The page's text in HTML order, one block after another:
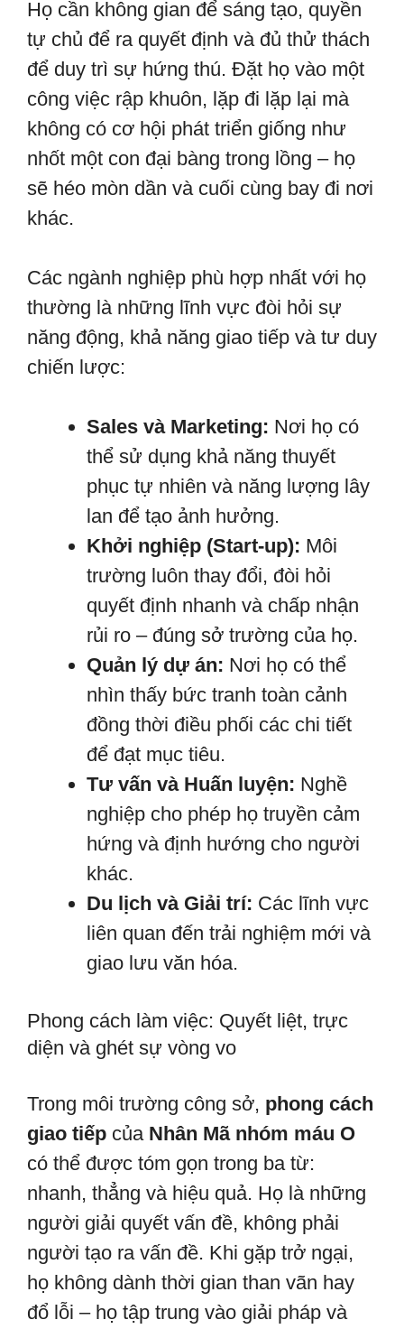
Họ cần không gian để sáng tạo, quyền
tự chủ để ra quyết định và đủ thử thách
để duy trì sự hứng thú. Đặt họ vào một
công việc rập khuôn, lặp đi lặp lại mà
không có cơ hội phát triển giống như
nhốt một con đại bàng trong lồng – họ
sẽ héo mòn dần và cuối cùng bay đi nơi
khác.
Các ngành nghiệp phù hợp nhất với họ
thường là những lĩnh vực đòi hỏi sự
năng động, khả năng giao tiếp và tư duy
chiến lược:
Sales và Marketing: Nơi họ có
thể sử dụng khả năng thuyết
phục tự nhiên và năng lượng lây
lan để tạo ảnh hưởng.
Khởi nghiệp (Start-up): Môi
trường luôn thay đổi, đòi hỏi
quyết định nhanh và chấp nhận
rủi ro – đúng sở trường của họ.
Quản lý dự án: Nơi họ có thể
nhìn thấy bức tranh toàn cảnh
đồng thời điều phối các chi tiết
để đạt mục tiêu.
Tư vấn và Huấn luyện: Nghề
nghiệp cho phép họ truyền cảm
hứng và định hướng cho người
khác.
Du lịch và Giải trí: Các lĩnh vực
liên quan đến trải nghiệm mới và
giao lưu văn hóa.
Phong cách làm việc: Quyết liệt, trực
diện và ghét sự vòng vo
Trong môi trường công sở, phong cách
giao tiếp của Nhân Mã nhóm máu O
có thể được tóm gọn trong ba từ:
nhanh, thẳng và hiệu quả. Họ là những
người giải quyết vấn đề, không phải
người tạo ra vấn đề. Khi gặp trở ngại,
họ không dành thời gian than vãn hay
đổ lỗi – họ tập trung vào giải pháp và